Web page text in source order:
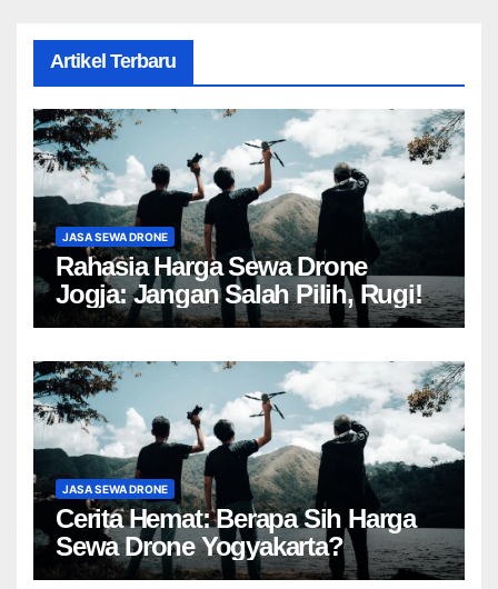
Artikel Terbaru
JASA SEWA DRONE
Rahasia Harga Sewa Drone
Jogja: Jangan Salah Pilih, Rugi!
JASA SEWA DRONE
Cerita Hemat: Berapa Sih Harga
Sewa Drone Yogyakarta?